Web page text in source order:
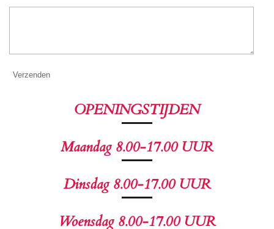
Verzenden
OPENINGSTIJDEN
Maandag 8.00-17.00 UUR
Dinsdag 8.00-17.00 UUR
Woensdag 8.00-17.00 UUR